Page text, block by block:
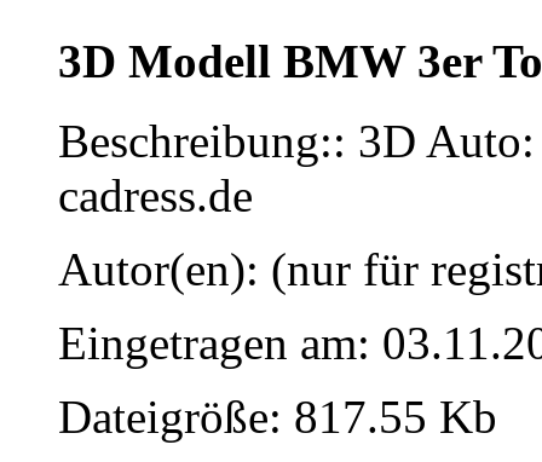
3D Modell BMW 3er
Beschreibung:: 3D
cadress.de
Autor(en): (nur für
Eingetragen am:
Dateigröße: 817.55 Kb